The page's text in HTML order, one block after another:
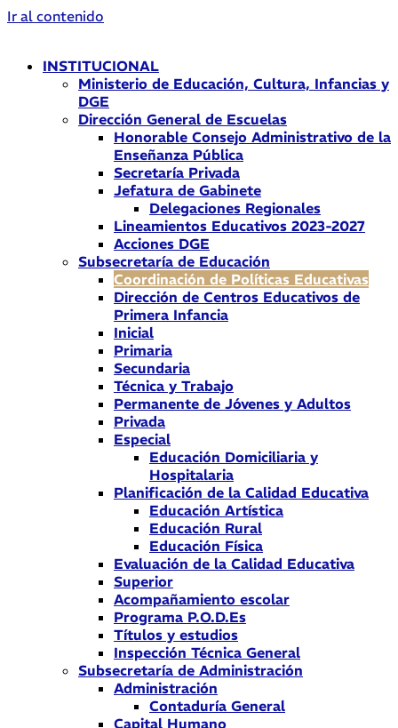
Ir al contenido
INSTITUCIONAL
Ministerio de Educación, Cultura, Infancias y
DGE
Dirección General de Escuelas
Honorable Consejo Administrativo de la
Enseñanza Pública
Secretaría Privada
Jefatura de Gabinete
Delegaciones Regionales
Lineamientos Educativos 2023-2027
Acciones DGE
Subsecretaría de Educación
Coordinación de Políticas Educativas
Dirección de Centros Educativos de
Primera Infancia
Inicial
Primaria
Secundaria
Técnica y Trabajo
Permanente de Jóvenes y Adultos
Privada
Especial
Educación Domiciliaria y
Hospitalaria
Planificación de la Calidad Educativa
Educación Artística
Educación Rural
Educación Física
Evaluación de la Calidad Educativa
Superior
Acompañamiento escolar
Programa P.O.D.Es
Títulos y estudios
Inspección Técnica General
Subsecretaría de Administración
Administración
Contaduría General
Capital Humano